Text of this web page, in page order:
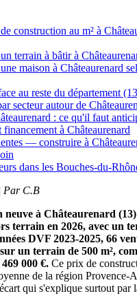
construction au m² à
terrain à bâtir à
maison à Châteaurenard
au reste du département
secteur autour de
: ce qu'il faut
financement à Châteaurenard
— construire à
dans les Bouches-du-
Par C.B
à Châteaurenard (13)
terrain en 2026, avec un
DVF 2023-2025, 66
un terrain de 500 m²,
000 €. Ce prix de
de la région Provence-
qui s'explique surtout par